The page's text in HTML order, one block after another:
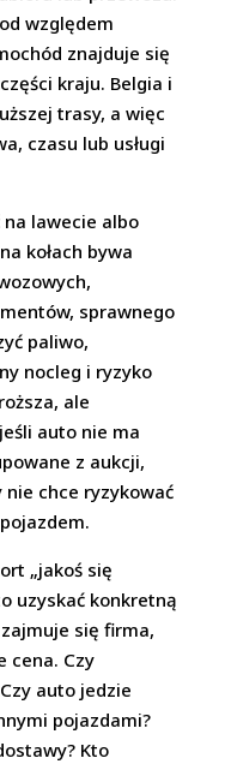
względem
znajduje się
kraju. Belgia i
trasy, a więc
czasu lub usługi
na lawecie albo
kołach bywa
sprawnego
paliwo,
nocleg i ryzyko
ale
auto nie ma
z aukcji,
chce ryzykować
„jakoś się
uzyskać konkretną
się firma,
cena. Czy
auto jedzie
pojazdami?
Kto